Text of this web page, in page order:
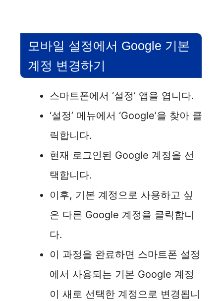
모바일 설정에서 Google 기본
계정 변경하기
스마트폰에서 ‘설정’ 앱을 엽니다.
‘설정’ 메뉴에서 ‘Google’을 찾아 클
릭합니다.
현재 로그인된 Google 계정을 선
택합니다.
이후, 기본 계정으로 사용하고 싶
은 다른 Google 계정을 클릭합니
다.
이 과정을 완료하면 스마트폰 설정
에서 사용되는 기본 Google 계정
이 새로 선택한 계정으로 변경됩니